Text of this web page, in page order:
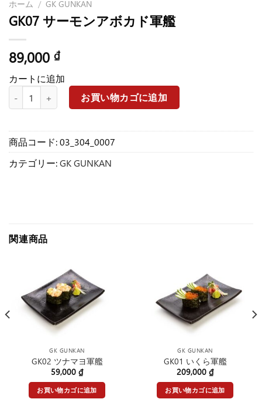
ホーム / GK GUNKAN
GK07 サーモンアボカド軍艦
89,000 ₫
カートに追加
GK07 サーモンアボカド軍艦個お買い物カゴに追加
商品コード:03_304_0007
カテゴリー:GK GUNKAN
関連商品
GK GUNKAN
GK02 ツナマヨ軍艦
59,000 ₫
お買い物カゴに追加
GK GUNKAN
GK01 いくら軍艦
209,000 ₫
お買い物カゴに追加